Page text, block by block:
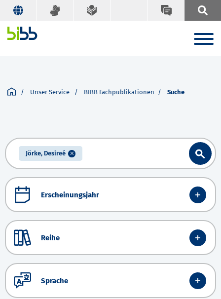
Unser Service BIBB Fachpublikationen Suche
Jörke, Desireé
Erscheinungsjahr
Reihe
Sprache